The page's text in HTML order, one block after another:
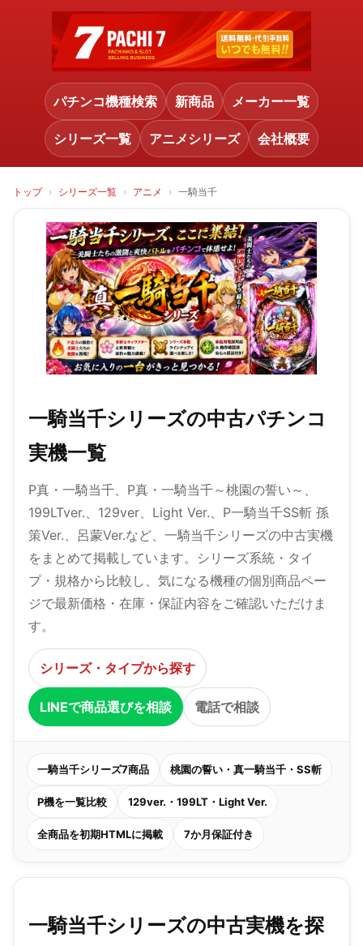
パチンコ機種検索 新商品 メーカー一覧
シリーズ一覧 アニメシリーズ 会社概要
トップ シリーズ一覧 アニメ 一騎当千
一騎当千シリーズの中古パチンコ
実機一覧
P真・一騎当千、P真・一騎当千～桃園の誓い～、
199LTver.、129ver、Light Ver.、P一騎当千SS斬 孫
策Ver.、呂蒙Ver.など、一騎当千シリーズの中古実機
をまとめて掲載しています。シリーズ系統・タイ
プ・規格から比較し、気になる機種の個別商品ペー
ジで最新価格・在庫・保証内容をご確認いただけま
す。
シリーズ・タイプから探す
LINEで商品選びを相談 電話で相談
一騎当千シリーズ7商品 桃園の誓い・真一騎当千・SS斬
P機を一覧比較 129ver.・199LT・Light Ver.
全商品を初期HTMLに掲載 7か月保証付き
一騎当千シリーズの中古実機を探